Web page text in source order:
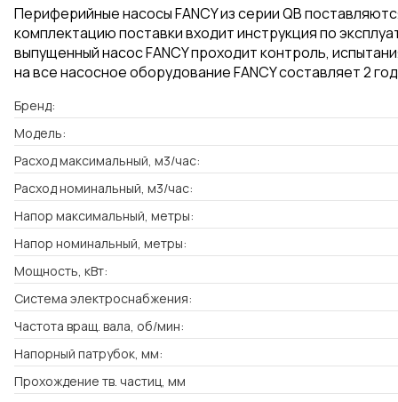
Периферийные насосы FANCY из серии QB
комплектацию поставки входит инструкция по
выпущенный насос FANCY проходит контроль,
на все насосное оборудование FANCY составляет 2
Бренд:
Модель:
Расход максимальный, м3/час:
Расход номинальный, м3/час:
Напор максимальный, метры:
Напор номинальный, метры:
Мощность, кВт:
Система электроснабжения:
Частота вращ. вала, об/мин:
Напорный патрубок, мм:
Прохождение тв. частиц, мм